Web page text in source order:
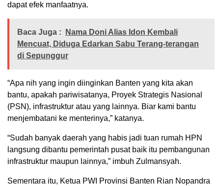
dapat efek manfaatnya.
Baca Juga :
Nama Doni Alias Idon Kembali
Mencuat, Diduga Edarkan Sabu Terang-terangan
di Sepunggur
“Apa nih yang ingin diinginkan Banten yang kita akan
bantu, apakah pariwisatanya, Proyek Strategis Nasional
(PSN), infrastruktur atau yang lainnya. Biar kami bantu
menjembatani ke menterinya,” katanya.
“Sudah banyak daerah yang habis jadi tuan rumah HPN
langsung dibantu pemerintah pusat baik itu pembangunan
infrastruktur maupun lainnya,” imbuh Zulmansyah.
Sementara itu, Ketua PWI Provinsi Banten Rian Nopandra